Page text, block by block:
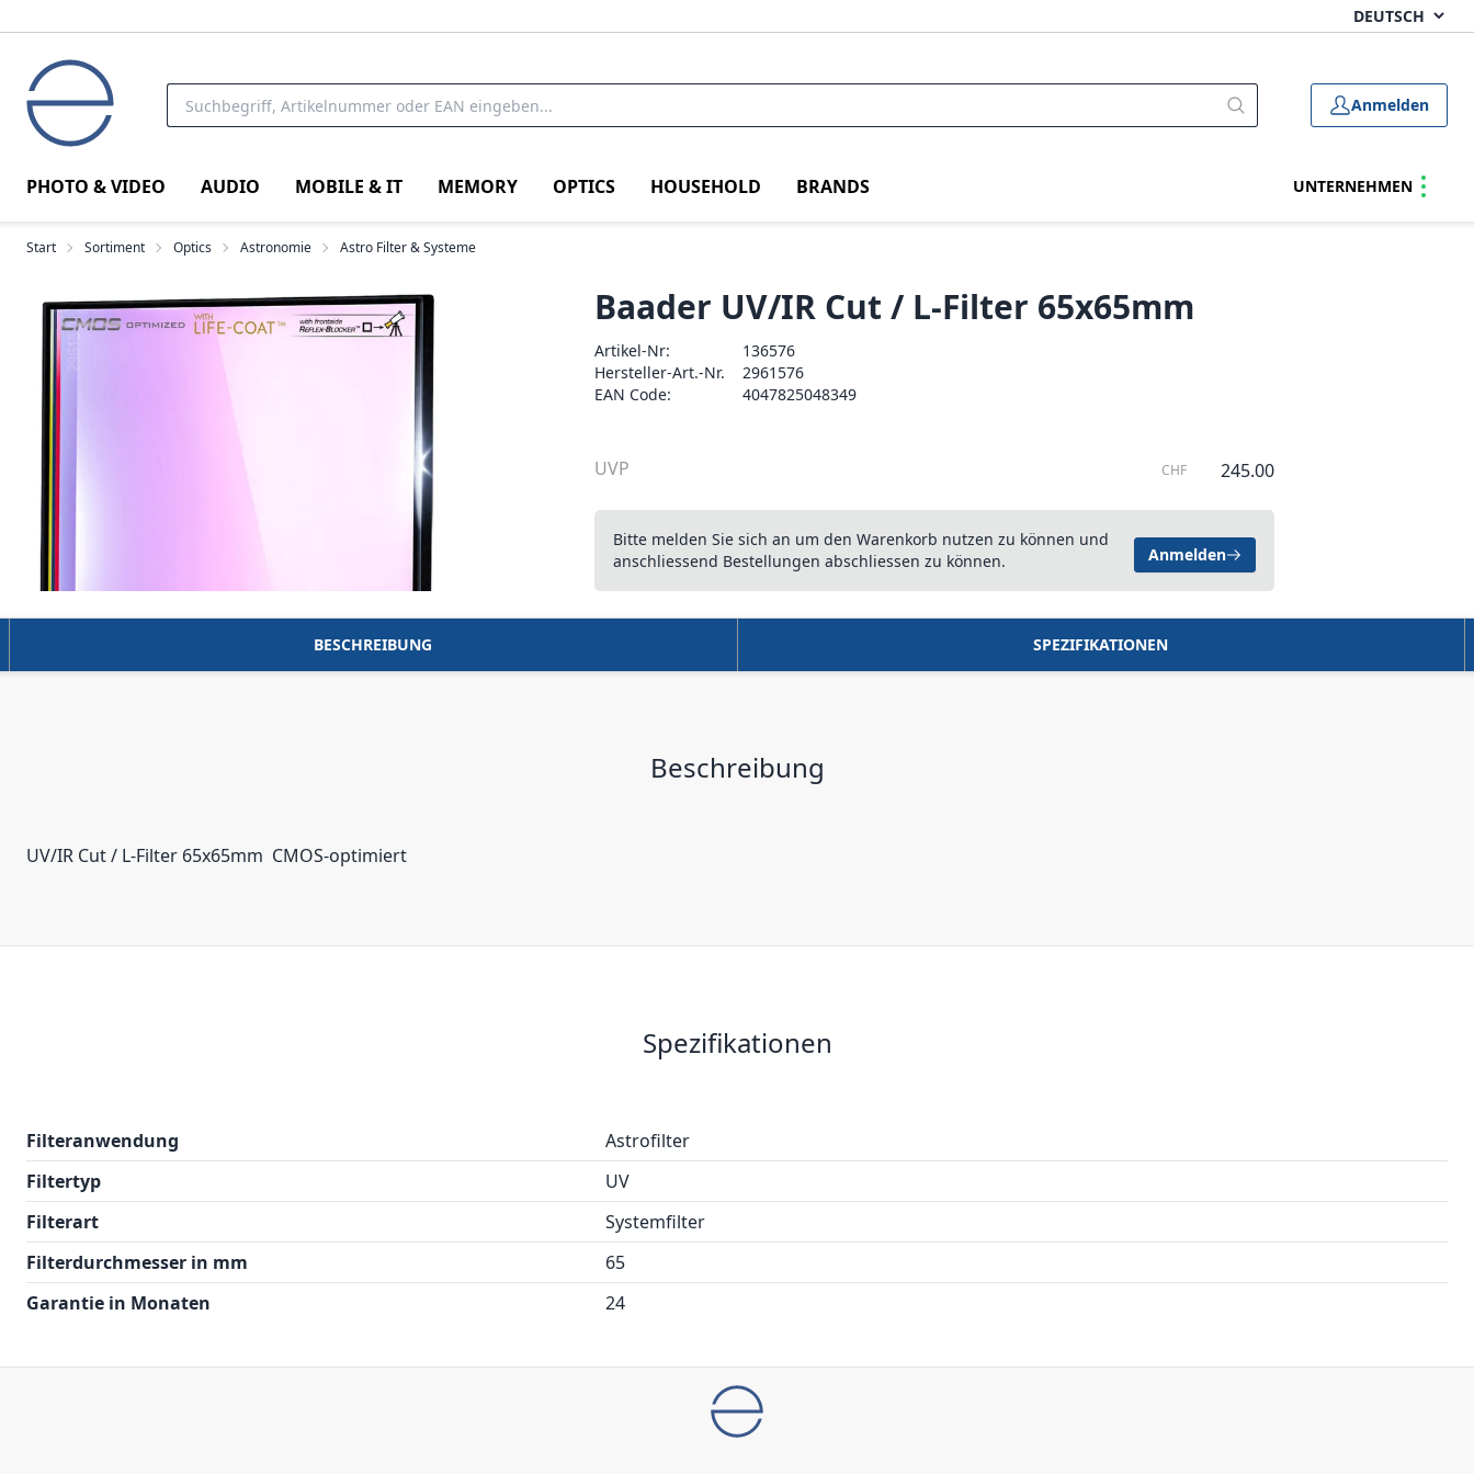
Anmelden
PHOTO & VIDEO AUDIO MOBILE & IT MEMORY OPTICS HOUSEHOLD BRANDS UNTERNEHMEN
Start Sortiment Optics Astronomie Astro Filter & Systeme
Baader UV/IR Cut / L-Filter 65x65mm
Artikel-Nr:
136576
Hersteller-Art.-Nr.
2961576
EAN Code:
4047825048349
UVP CHF 245.00
Bitte melden Sie sich an um den Warenkorb nutzen zu können und
anschliessend Bestellungen abschliessen zu können.
Anmelden
BESCHREIBUNG SPEZIFIKATIONEN
Beschreibung
UV/IR Cut / L-Filter 65x65mm  CMOS-optimiert
Spezifikationen
Filteranwendung
Astrofilter
Filtertyp
UV
Filterart
Systemfilter
Filterdurchmesser in mm
65
Garantie in Monaten
24